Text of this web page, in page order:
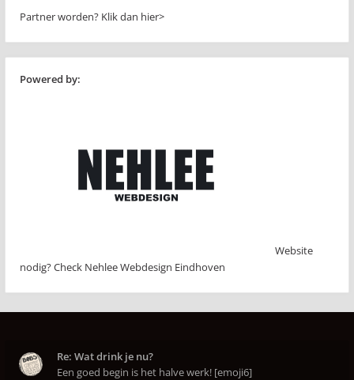
Partner worden? Klik dan hier>
Powered by:
Website
nodig? Check Nehlee Webdesign Eindhoven
Re: Wat drink je nu?
Een goed begin is het halve werk! [emoji6]